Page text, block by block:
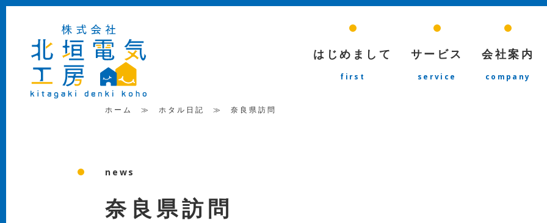
はじめまして
first
サービス
service
会社案内
company
ホーム ≫ ホタル日記 ≫ 奈良県訪問
news
奈良県訪問